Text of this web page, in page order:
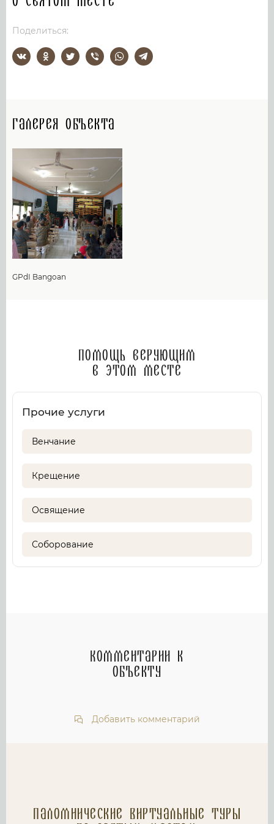
Поделиться:
Галерея объекта
GPdI Bangoan
Помощь верующим
в этом месте
Прочие услуги
Венчание
Крещение
Освящение
Соборование
Комментарии к
объекту
Добавить комментарий
Паломнические Виртуальные туры